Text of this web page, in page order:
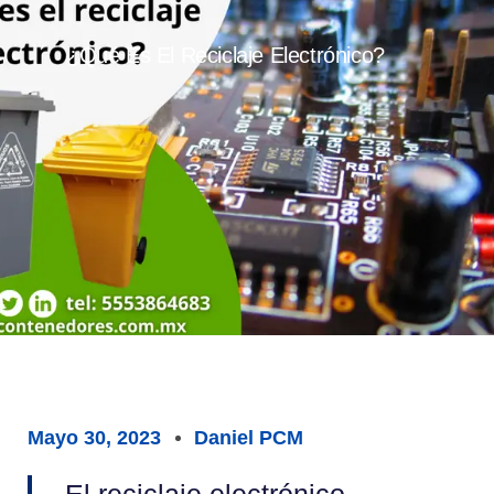
¿Qué Es El Reciclaje Electrónico?
Mayo 30, 2023 Daniel PCM